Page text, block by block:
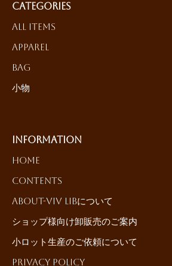
Categories
All Items
Apparel
Bag
小物
Information
HOME
Contents
About-ViV LiBについて
ショップ様向け卸販売のご案内
小ロット生産のご依頼について
Privacy Policy